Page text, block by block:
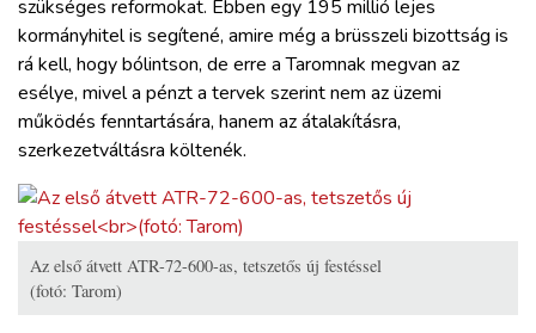
szükséges reformokat. Ebben egy 195 millió lejes
kormányhitel is segítené, amire még a brüsszeli bizottság is
rá kell, hogy bólintson, de erre a Taromnak megvan az
esélye, mivel a pénzt a tervek szerint nem az üzemi
működés fenntartására, hanem az átalakításra,
szerkezetváltásra költenék.
Az első átvett ATR-72-600-as, tetszetős új festéssel
(fotó: Tarom)